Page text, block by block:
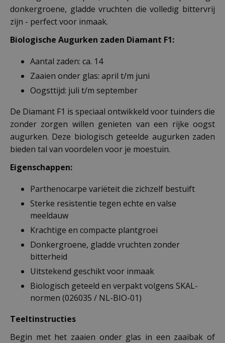
donkergroene, gladde vruchten die volledig bittervrij
zijn - perfect voor inmaak.
Biologische Augurken zaden Diamant F1:
Aantal zaden: ca. 14
Zaaien onder glas: april t/m juni
Oogsttijd: juli t/m september
De Diamant F1 is speciaal ontwikkeld voor tuinders die
zonder zorgen willen genieten van een rijke oogst
augurken. Deze biologisch geteelde augurken zaden
bieden tal van voordelen voor je moestuin.
Eigenschappen:
Parthenocarpe variëteit die zichzelf bestuift
Sterke resistentie tegen echte en valse
meeldauw
Krachtige en compacte plantgroei
Donkergroene, gladde vruchten zonder
bitterheid
Uitstekend geschikt voor inmaak
Biologisch geteeld en verpakt volgens SKAL-
normen (026035 / NL-BIO-01)
Teeltinstructies
Begin met het zaaien onder glas in een zaaibak of